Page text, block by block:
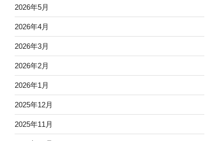
2026年5月
2026年4月
2026年3月
2026年2月
2026年1月
2025年12月
2025年11月